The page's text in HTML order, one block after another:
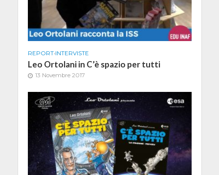
REPORT•INTERVISTE
Leo Ortolani in C’è spazio per tutti
13 Novembre 2017